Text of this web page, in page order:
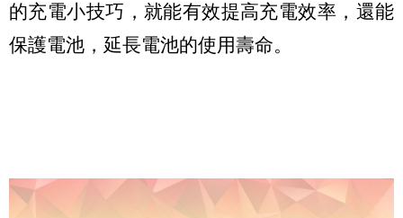
的充電小技巧，就能有效提高充電效率，還能
保護電池，延長電池的使用壽命。